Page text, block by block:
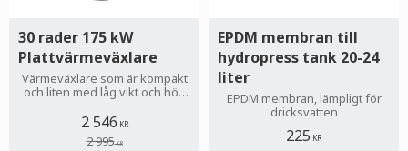
30 rader 175 kW
Plattvärmeväxlare
Värmeväxlare som är kompakt
och liten med låg vikt och hög
2 546 KR
2 995KR
EPDM membran till
hydropress tank 20-24
liter
EPDM membran, lämpligt för
dricksvatten
225 KR